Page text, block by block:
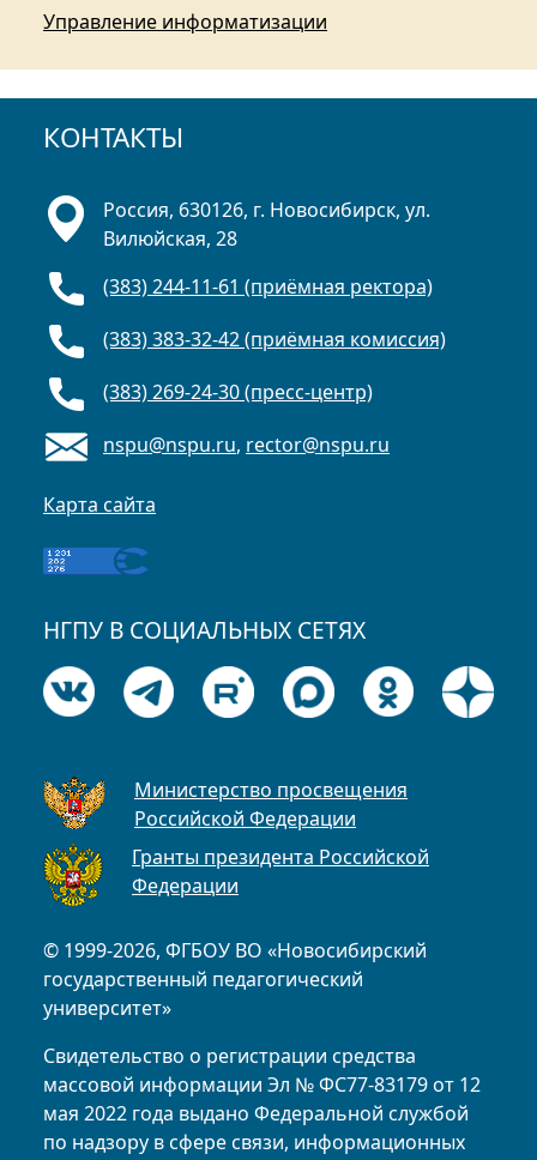
Управление информатизации
КОНТАКТЫ
© 1999-2026, ФГБОУ ВО «Новосибирский
государственный педагогический
университет»
Свидетельство о регистрации средства
массовой информации Эл № ФС77-83179 от 12
мая 2022 года выдано Федеральной службой
по надзору в сфере связи, информационных
Россия, 630126, г. Новосибирск, ул.
Вилюйская, 28
(383) 244-11-61 (приёмная ректора)
(383) 383-32-42 (приёмная комиссия)
(383) 269-24-30 (пресс-центр)
nspu@nspu.ru, rector@nspu.ru
Карта сайта
НГПУ В СОЦИАЛЬНЫХ СЕТЯХ
Министерство просвещения
Российской Федерации
Гранты президента Российской
Федерации